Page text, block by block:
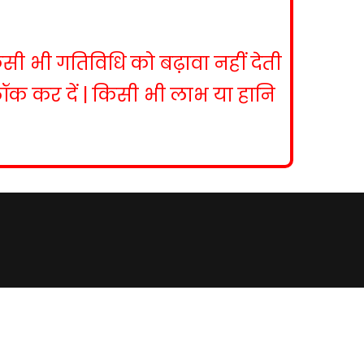
भी गतिविधि को बढ़ावा नहीं देती
कर दें | किसी भी लाभ या हानि